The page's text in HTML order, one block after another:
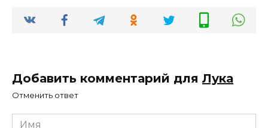
Добавить комментарий для Лука
Отменить ответ
Имя